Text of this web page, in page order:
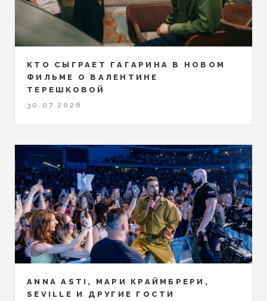
КТО СЫГРАЕТ ГАГАРИНА В НОВОМ
ФИЛЬМЕ О ВАЛЕНТИНЕ
ТЕРЕШКОВОЙ
30.07.2026
ANNA ASTI, МАРИ КРАЙМБРЕРИ,
SEVILLE И ДРУГИЕ ГОСТИ